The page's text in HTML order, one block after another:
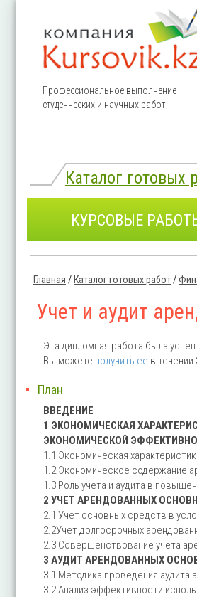
Профессиональное выполнение
студенческих и научных работ
Каталог готовых
КУРСОВЫЕ
Главная / Каталог готовых работ/
Учет и аудит
Эта дипломная работа была
Вы можете получить ее в течении
План
ВВЕДЕНИЕ
1 ЭКОНОМИЧЕСКАЯ
ЭКОНОМИЧЕСКОЙ
1.1 Экономическая
1.2 Экономическое содержание
1.3 Роль учета и аудита в
2 УЧЕТ АРЕНДОВАННЫХ
2.1 Учет основных средств в
2.2Учет долгосрочных
2.3 Совершенствование учета
3 АУДИТ АРЕНДОВАННЫХ
3.1 Методика проведения
3.2 Анализ эффективности